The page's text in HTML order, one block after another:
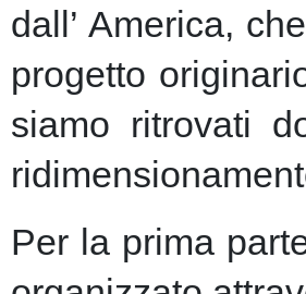
dall’ America,
progetto
siamo ritrovati
Per la prima